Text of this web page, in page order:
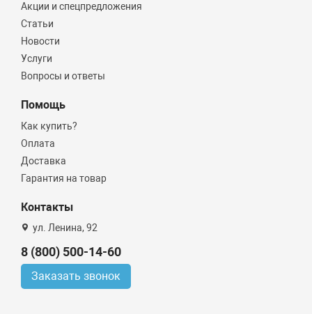
Акции и спецпредложения
Статьи
Новости
Услуги
Вопросы и ответы
Помощь
Как купить?
Оплата
Доставка
Гарантия на товар
Контакты
ул. Ленина, 92
8 (800) 500-14-60
Заказать звонок